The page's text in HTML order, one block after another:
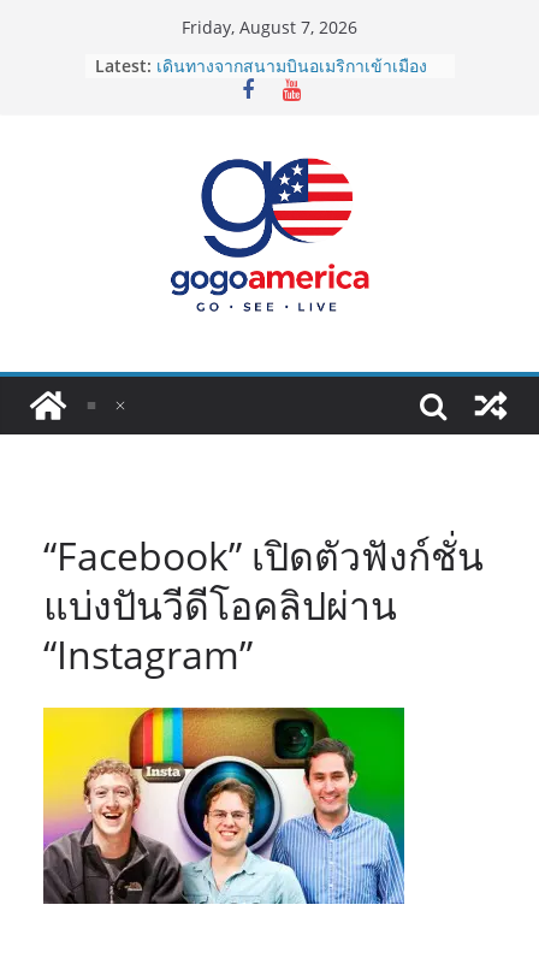
Friday, August 7, 2026
Latest: เดินทางจากสนามบินอเมริกาเข้าเมือง
2026: LAX, JFK, SFO ไปยังไงดี?
ประเทศต้องรู้
ซิมการ์ดอเมริกา 2026: ใช้ยี่ห้อไหนดี
ที่สุด? เปรียบเทียบครบจบในบทความ
โอนเงินจากอเมริกากลับไทย ใช้วิธีไหน
ประหยัดและคุ้มที่สุดในปี 2026?
VPN สำหรับใช้ในอเมริกา 2026: ตัว
“Facebook” เปิดตัวฟังก์ชั่น
แบ่งปันวีดีโอคลิปผ่าน
“Instagram”